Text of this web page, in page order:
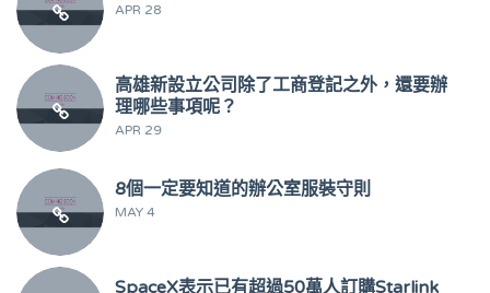
APR 28
高雄新設立公司除了工商登記之外，還要辦
理哪些事項呢？
APR 29
8個一定要知道的辦公室服裝守則
MAY 4
SpaceX表示已有超過50萬人訂購Starlink